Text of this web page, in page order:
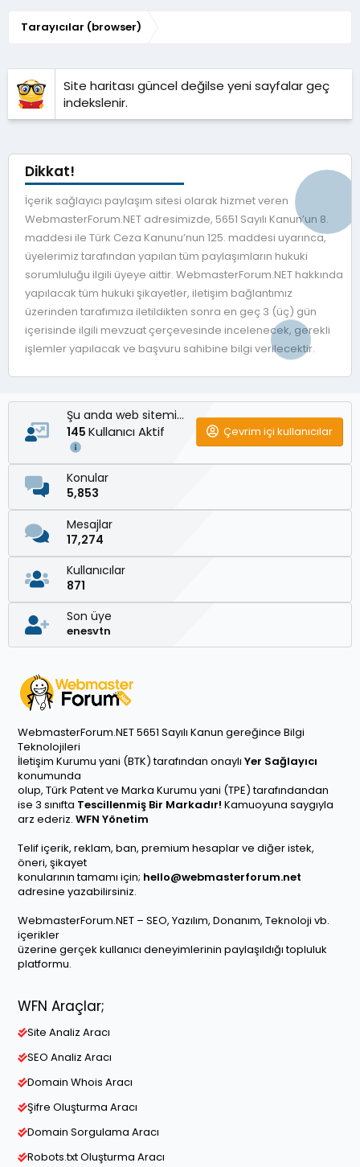
Tarayıcılar (browser)
Site haritası güncel değilse yeni sayfalar geç
indekslenir.
Dikkat!
İçerik sağlayıcı paylaşım sitesi olarak hizmet veren
WebmasterForum.NET adresimizde, 5651 Sayılı Kanun’un 8.
maddesi ile Türk Ceza Kanunu’nun 125. maddesi uyarınca,
üyelerimiz tarafından yapılan tüm paylaşımların hukuki
sorumluluğu ilgili üyeye aittir. WebmasterForum.NET hakkında
yapılacak tüm hukuki şikayetler, iletişim bağlantımız
üzerinden tarafımıza iletildikten sonra en geç 3 (üç) gün
içerisinde ilgili mevzuat çerçevesinde incelenecek, gerekli
işlemler yapılacak ve başvuru sahibine bilgi verilecektir.
Şu anda web sitemizde
145 Kullanıcı Aktif Çevrim içi kullanıcılar
Konular
5,853
Mesajlar
17,274
Kullanıcılar
871
Son üye
enesvtn
WebmasterForum.NET 5651 Sayılı Kanun gereğince Bilgi
Teknolojileri
İletişim Kurumu yani (BTK) tarafından onaylı Yer Sağlayıcı
konumunda
olup, Türk Patent ve Marka Kurumu yani (TPE) tarafındandan
ise 3 sınıfta Tescillenmiş Bir Markadır! Kamuoyuna saygıyla
arz ederiz. WFN Yönetim
Telif içerik, reklam, ban, premium hesaplar ve diğer istek,
öneri, şikayet
konularının tamamı için; hello@webmasterforum.net
adresine yazabilirsiniz.
WebmasterForum.NET – SEO, Yazılım, Donanım, Teknoloji vb.
içerikler
üzerine gerçek kullanıcı deneyimlerinin paylaşıldığı topluluk
platformu.
WFN Araçlar;
Site Analiz Aracı
SEO Analiz Aracı
Domain Whois Aracı
Şifre Oluşturma Aracı
Domain Sorgulama Aracı
Robots.txt Oluşturma Aracı